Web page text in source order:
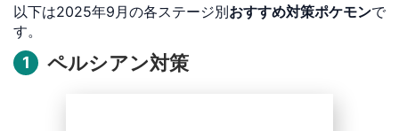
以下は2025年9月の各ステージ別おすすめ対策ポケモンで
す。
1 ペルシアン対策